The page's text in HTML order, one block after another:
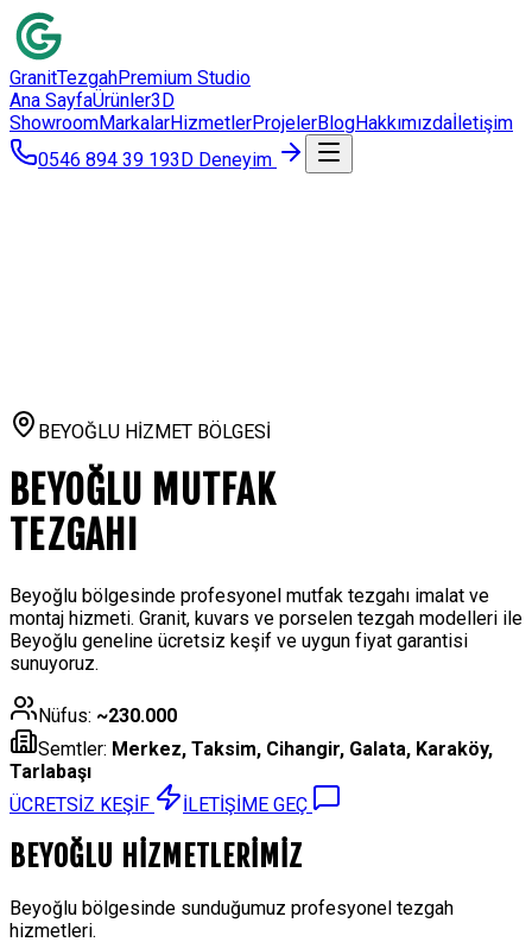
GranitTezgahPremium Studio
Ana SayfaÜrünler3D
ShowroomMarkalarHizmetlerProjelerBlogHakkımızdaİletişim
0546 894 39 193D Deneyim
BEYOĞLU HİZMET BÖLGESİ
BEYOĞLU MUTFAK
TEZGAHI
Beyoğlu bölgesinde profesyonel mutfak tezgahı imalat ve
montaj hizmeti. Granit, kuvars ve porselen tezgah modelleri ile
Beyoğlu geneline ücretsiz keşif ve uygun fiyat garantisi
sunuyoruz.
Nüfus: ~230.000
Semtler: Merkez, Taksim, Cihangir, Galata, Karaköy,
Tarlabaşı
ÜCRETSİZ KEŞİF
İLETİŞİME GEÇ
BEYOĞLU HİZMETLERİMİZ
Beyoğlu bölgesinde sunduğumuz profesyonel tezgah
hizmetleri.